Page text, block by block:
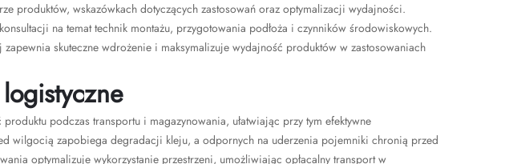
produktów, wskazówkach dotyczących zastosowań oraz optymalizacji wydajności.
na temat technik montażu, przygotowania podłoża i czynników środowiskowych.
skuteczne wdrożenie i maksymalizuje wydajność produktów w zastosowaniach
podczas transportu i magazynowania, ułatwiając przy tym efektywne
wilgocią zapobiega degradacji kleju, a odpornych na uderzenia pojemniki chronią przed
optymalizuje wykorzystanie przestrzeni, umożliwiając opłacalny transport w